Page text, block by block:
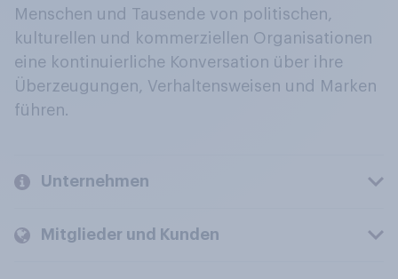
Menschen und Tausende von politischen,
kulturellen und kommerziellen Organisationen
eine kontinuierliche Konversation über ihre
Überzeugungen, Verhaltensweisen und Marken
führen.
Unternehmen
Mitglieder und Kunden